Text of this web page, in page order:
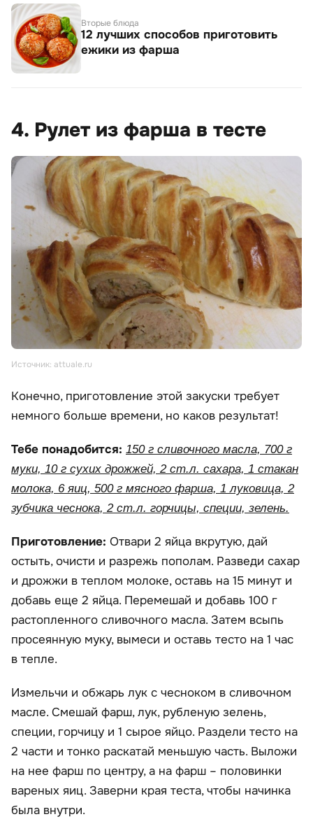
Вторые блюда
12 лучших способов приготовить
ежики из фарша
4. Рулет из фарша в тесте
Источник: attuale.ru
Конечно, приготовление этой закуски требует
немного больше времени, но каков результат!
Тебе понадобится: 150 г сливочного масла, 700 г
муки, 10 г сухих дрожжей, 2 ст.л. сахара, 1 стакан
молока, 6 яиц, 500 г мясного фарша, 1 луковица, 2
зубчика чеснока, 2 ст.л. горчицы, специи, зелень.
Приготовление: Отвари 2 яйца вкрутую, дай
остыть, очисти и разрежь пополам. Разведи сахар
и дрожжи в теплом молоке, оставь на 15 минут и
добавь еще 2 яйца. Перемешай и добавь 100 г
растопленного сливочного масла. Затем всыпь
просеянную муку, вымеси и оставь тесто на 1 час
в тепле.
Измельчи и обжарь лук с чесноком в сливочном
масле. Смешай фарш, лук, рубленую зелень,
специи, горчицу и 1 сырое яйцо. Раздели тесто на
2 части и тонко раскатай меньшую часть. Выложи
на нее фарш по центру, а на фарш – половинки
вареных яиц. Заверни края теста, чтобы начинка
была внутри.